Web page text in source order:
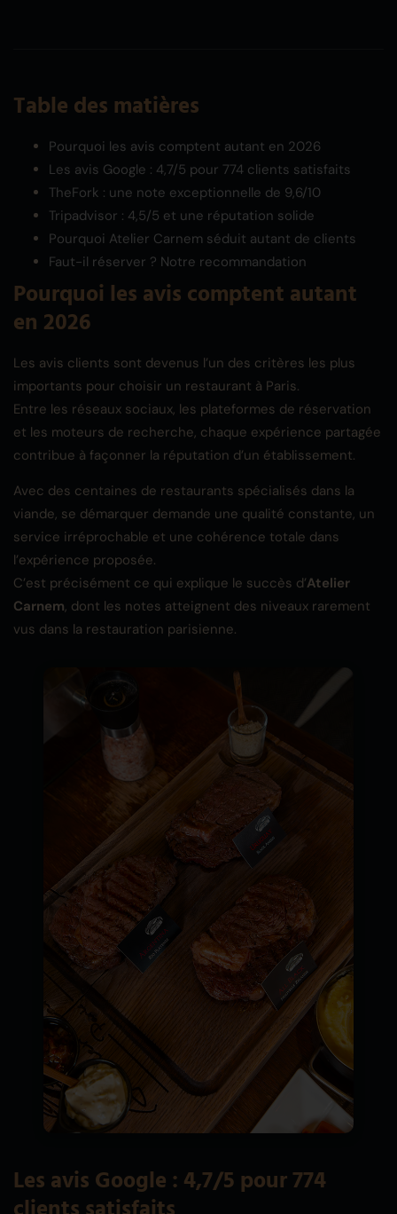
Table des matières
Pourquoi les avis comptent autant en 2026
Les avis Google : 4,7/5 pour 774 clients satisfaits
TheFork : une note exceptionnelle de 9,6/10
Tripadvisor : 4,5/5 et une réputation solide
Pourquoi Atelier Carnem séduit autant de clients
Faut-il réserver ? Notre recommandation
Pourquoi les avis comptent autant
en 2026
Les avis clients sont devenus l’un des critères les plus
importants pour choisir un restaurant à Paris.
Entre les réseaux sociaux, les plateformes de réservation
et les moteurs de recherche, chaque expérience partagée
contribue à façonner la réputation d’un établissement.
Avec des centaines de restaurants spécialisés dans la
viande, se démarquer demande une qualité constante, un
service irréprochable et une cohérence totale dans
l’expérience proposée.
C’est précisément ce qui explique le succès d’Atelier
Carnem, dont les notes atteignent des niveaux rarement
vus dans la restauration parisienne.
Les avis Google : 4,7/5 pour 774